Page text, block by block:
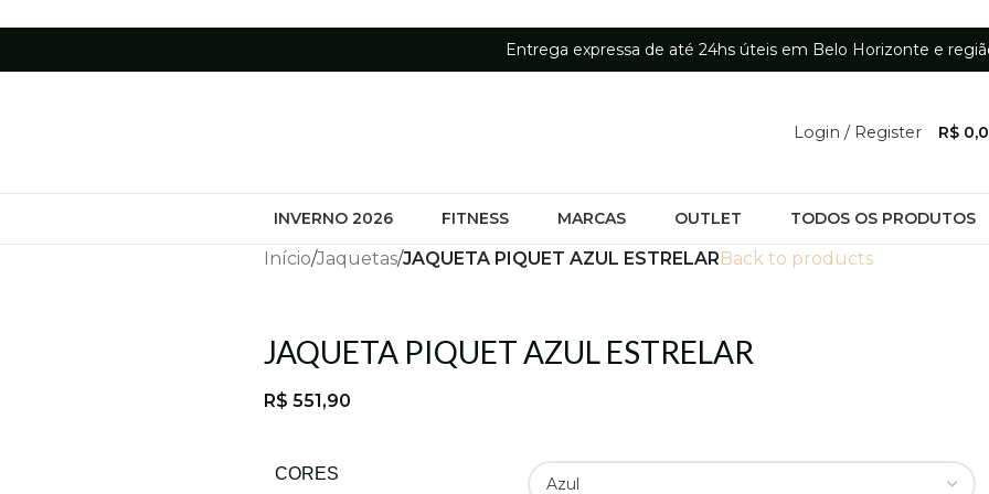
Entrega expressa de até 24hs úteis em Belo Horizonte e
Login / Register R$
INVERNO 2026 FITNESS MARCAS OUTLET TODOS OS PRODUTOS
Início/Jaquetas/JAQUETA PIQUET AZUL ESTRELARBack to products
JAQUETA PIQUET AZUL ESTRELAR
R$ 551,90
CORES